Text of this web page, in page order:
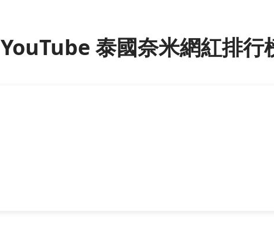
YouTube 泰國奈米網紅排行